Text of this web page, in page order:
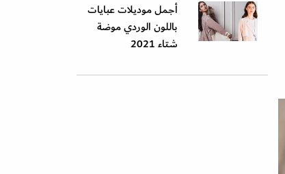
أجمل موديلات عبايات
باللون الوردي موضة
شتاء 2021